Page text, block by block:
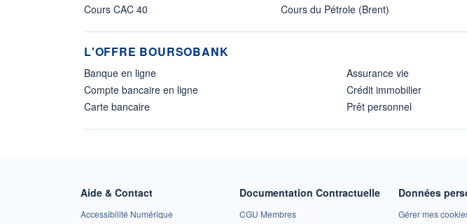
Cours CAC 40
Cours du Pétrole (Brent)
L'OFFRE BOURSOBANK
Banque en ligne
Compte bancaire en ligne
Carte bancaire
Assurance vie
Crédit immobilier
Prêt personnel
Aide & Contact
Accessibilité Numérique
Documentation Contractuelle
CGU Membres
Données
Gérer mes